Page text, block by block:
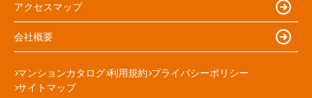
アクセスマップ
会社概要
マンションカタログ 利用規約 プライバシーポリシー
サイトマップ